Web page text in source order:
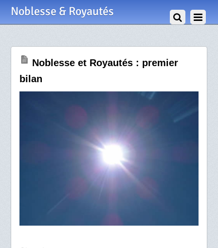
Noblesse & Royautés
Noblesse et Royautés : premier
bilan